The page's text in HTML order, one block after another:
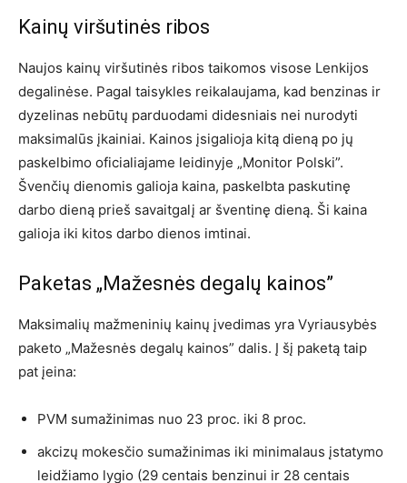
Kainų viršutinės ribos
Naujos kainų viršutinės ribos taikomos visose Lenkijos
degalinėse. Pagal taisykles reikalaujama, kad benzinas ir
dyzelinas nebūtų parduodami didesniais nei nurodyti
maksimalūs įkainiai. Kainos įsigalioja kitą dieną po jų
paskelbimo oficialiajame leidinyje „Monitor Polski”.
Švenčių dienomis galioja kaina, paskelbta paskutinę
darbo dieną prieš savaitgalį ar šventinę dieną. Ši kaina
galioja iki kitos darbo dienos imtinai.
Paketas „Mažesnės degalų kainos”
Maksimalių mažmeninių kainų įvedimas yra Vyriausybės
paketo „Mažesnės degalų kainos” dalis. Į šį paketą taip
pat įeina:
PVM sumažinimas nuo 23 proc. iki 8 proc.
akcizų mokesčio sumažinimas iki minimalaus įstatymo
leidžiamo lygio (29 centais benzinui ir 28 centais